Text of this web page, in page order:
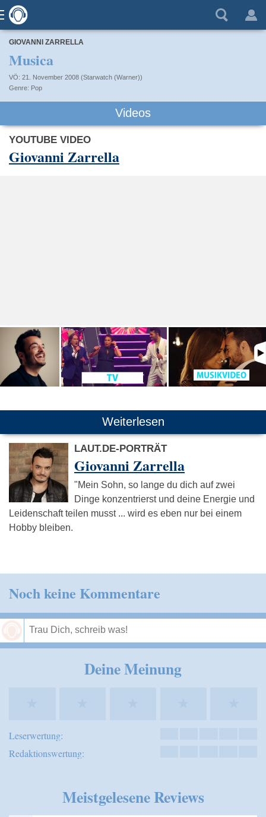
GIOVANNI ZARRELLA
Musica
VÖ: 21. November 2008 (Starwatch (Warner))
Pop
Videos
YOUTUBE VIDEO
Giovanni Zarrella
Weiterlesen
LAUT.DE-PORTRÄT
Giovanni Zarrella
"Mein Sohn, so lange du dich auf zwei
Dinge konzentrierst und deine Energie und
Leidenschaft teilen musst ... wird es eben nur bei einem
Hobby bleiben.
Noch keine Kommentare
Deine Meinung
Leserwertung:
Redaktionswertung:
Meistgelesene Reviews